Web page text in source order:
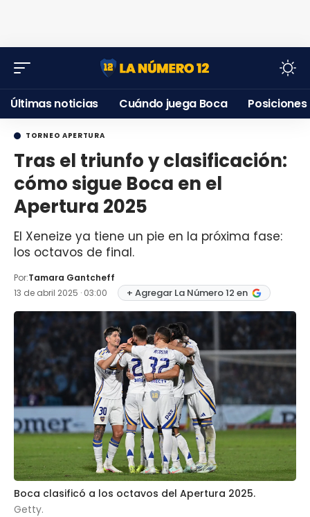
Últimas noticias Cuándo juega Boca Posiciones
TORNEO APERTURA
Tras el triunfo y clasificación:
cómo sigue Boca en el
Apertura 2025
El Xeneize ya tiene un pie en la próxima fase:
los octavos de final.
Por:Tamara Gantcheff
13 de abril 2025 · 03:00
+ Agregar La Número 12 en
Boca clasificó a los octavos del Apertura 2025.
Getty.